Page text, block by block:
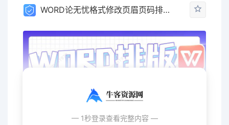
WORD论无忧格式修改页眉页码排版调整字体修改行距目录公式图表
— 1秒登录查看完整内容 —